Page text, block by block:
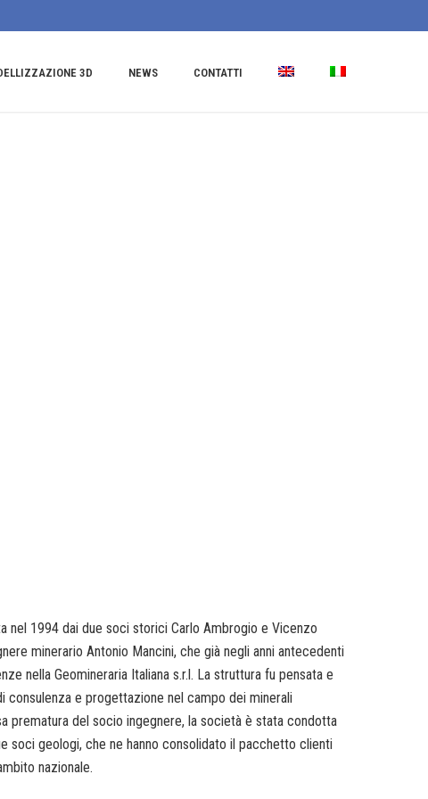
3D NEWS CONTATTI
Associato e GEOMIN
separatamente.
nel 1994 dai due soci storici Carlo Ambrogio e Vicenzo
minerario Antonio Mancini, che già negli anni antecedenti
nella Geomineraria Italiana s.r.l. La struttura fu pensata e
consulenza e progettazione nel campo dei minerali
prematura del socio ingegnere, la società è stata condotta
soci geologi, che ne hanno consolidato il pacchetto clienti
nazionale.